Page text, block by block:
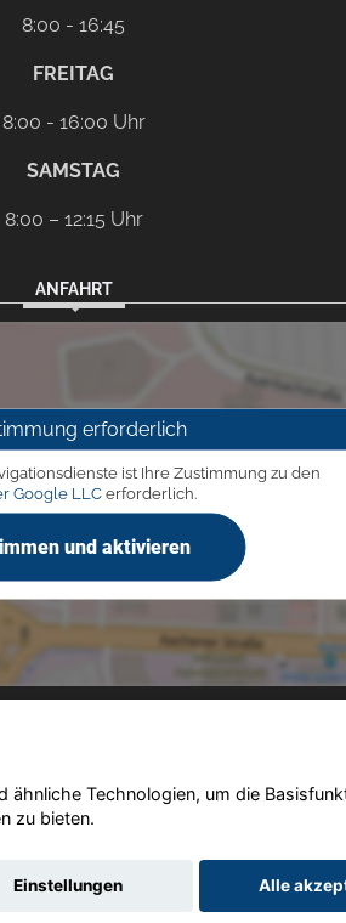
8:00 - 16:45
FREITAG
8:00 - 16:00 Uhr
SAMSTAG
8:00 – 12:15 Uhr
ANFAHRT
erforderlich
ist Ihre Zustimmung zu den
Google LLCerforderlich.
und aktivieren
2026. Autohaus Westphal
ähnliche Technologien, um die
zu bieten.
Einstellungen Alle